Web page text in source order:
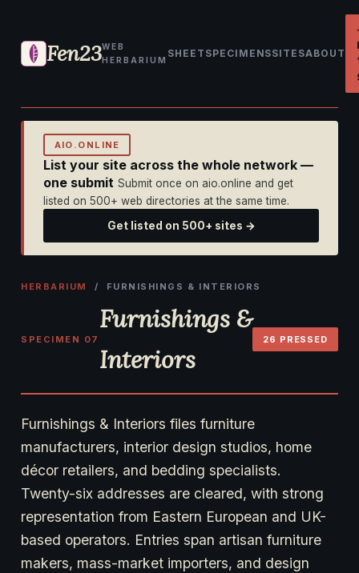
Fen23WEB
HERBARIUM
SHEET SPECIMENSSITESABOUT
AIO.ONLINE
List your site across the whole network —
one submit Submit once on aio.online and get
listed on 500+ web directories at the same time.
Get listed on 500+ sites →
HERBARIUM / FURNISHINGS & INTERIORS
SPECIMEN 07
Furnishings &
Interiors
26 PRESSED
Furnishings & Interiors files furniture
manufacturers, interior design studios, home
décor retailers, and bedding specialists.
Twenty-six addresses are cleared, with strong
representation from Eastern European and UK-
based operators. Entries span artisan furniture
makers, mass-market importers, and design